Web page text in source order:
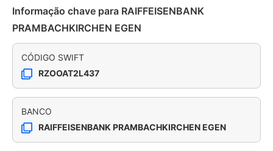
Informação chave para RAIFFEISENBANK
PRAMBACHKIRCHEN EGEN
CÓDIGO SWIFT
RZOOAT2L437
BANCO
RAIFFEISENBANK PRAMBACHKIRCHEN EGEN